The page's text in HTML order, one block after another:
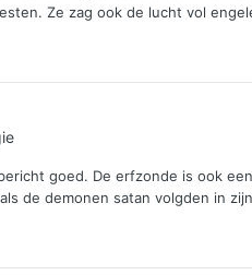
Ze zag ook de lucht vol
goed. De erfzonde is ook
de demonen satan volgden in